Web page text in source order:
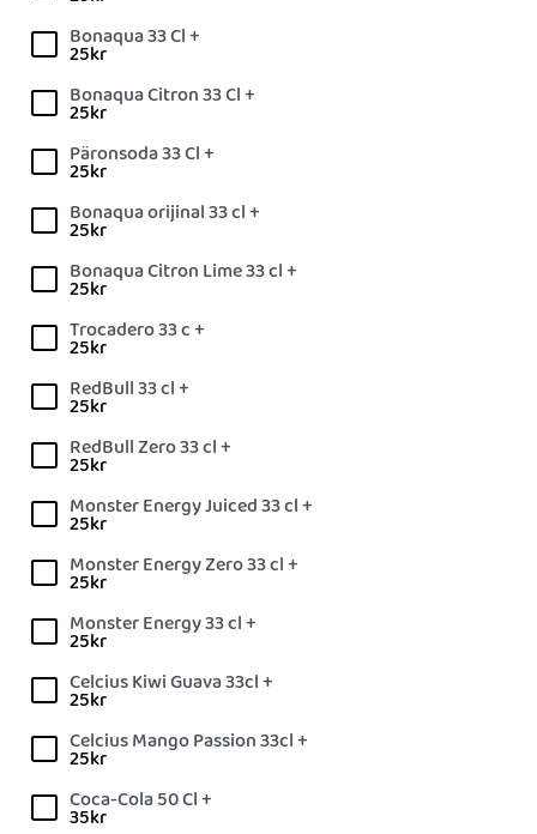
Bonaqua 33 Cl +
25kr
Bonaqua Citron 33 Cl +
25kr
Päronsoda 33 Cl +
25kr
Bonaqua orijinal 33 cl +
25kr
Bonaqua Citron Lime 33 cl +
25kr
Trocadero 33 c +
25kr
RedBull 33 cl +
25kr
RedBull Zero 33 cl +
25kr
Monster Energy Juiced 33 cl +
25kr
Monster Energy Zero 33 cl +
25kr
Monster Energy 33 cl +
25kr
Celcius Kiwi Guava 33cl +
25kr
Celcius Mango Passion 33cl +
25kr
Coca-Cola 50 Cl +
35kr